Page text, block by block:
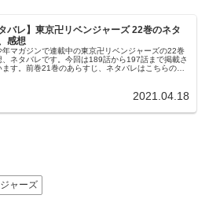
タバレ】東京卍リベンジャーズ 22巻のネタ
感想
年マガジンで連載中の東京卍リベンジャーズの22巻
、ネタバレです。今回は189話から197話まで掲載さ
ます。前巻21巻のあらすじ、ネタバレはこちらの記
2021.04.18
ャーズ